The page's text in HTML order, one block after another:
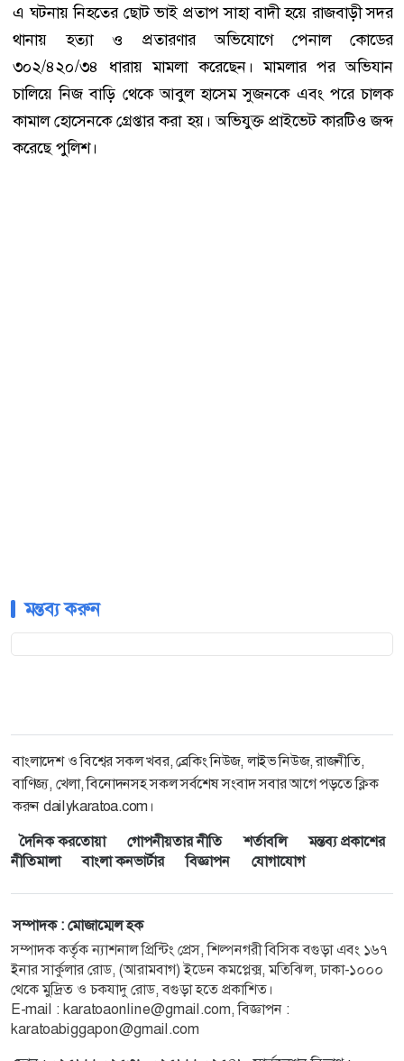
এ ঘটনায় নিহতের ছোট ভাই প্রতাপ সাহা বাদী হয়ে রাজবাড়ী সদর
থানায় হত্যা ও প্রতারণার অভিযোগে পেনাল কোডের
৩০২/৪২০/৩৪ ধারায় মামলা করেছেন। মামলার পর অভিযান
চালিয়ে নিজ বাড়ি থেকে আবুল হাসেম সুজনকে এবং পরে চালক
কামাল হোসেনকে গ্রেপ্তার করা হয়। অভিযুক্ত প্রাইভেট কারটিও জব্দ
করেছে পুলিশ।
মন্তব্য করুন
বাংলাদেশ ও বিশ্বের সকল খবর, ব্রেকিং নিউজ, লাইভ নিউজ, রাজনীতি,
বাণিজ্য, খেলা, বিনোদনসহ সকল সর্বশেষ সংবাদ সবার আগে পড়তে ক্লিক
করুন dailykaratoa.com।
দৈনিক করতোয়া
গোপনীয়তার নীতি শর্তাবলি
মন্তব্য প্রকাশের
নীতিমালা
বাংলা কনভার্টার বিজ্ঞাপন যোগাযোগ
সম্পাদক : মোজাম্মেল হক
সম্পাদক কর্তৃক ন্যাশনাল প্রিন্টিং প্রেস, শিল্পনগরী বিসিক বগুড়া এবং ১৬৭
ইনার সার্কুলার রোড, (আরামবাগ) ইডেন কমপ্লেক্স, মতিঝিল, ঢাকা-১০০০
থেকে মুদ্রিত ও চকযাদু রোড, বগুড়া হতে প্রকাশিত।
E-mail : karatoaonline@gmail.com, বিজ্ঞাপন :
karatoabiggapon@gmail.com